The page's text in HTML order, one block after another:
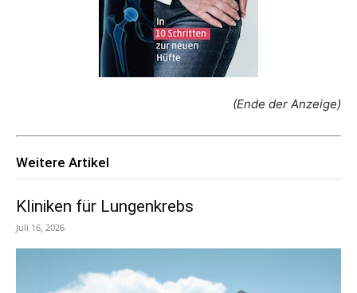
(Ende der Anzeige)
Weitere Artikel
Kliniken für Lungenkrebs
Juli 16, 2026